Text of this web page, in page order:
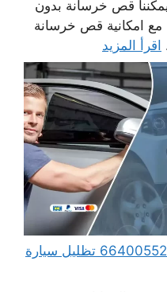
قص خرسانة بدون
مع امكانية قص خرسانة
اقرأ المزيد
تظليل سيارات متنقل الكويت 66400552 تظليل سيارة